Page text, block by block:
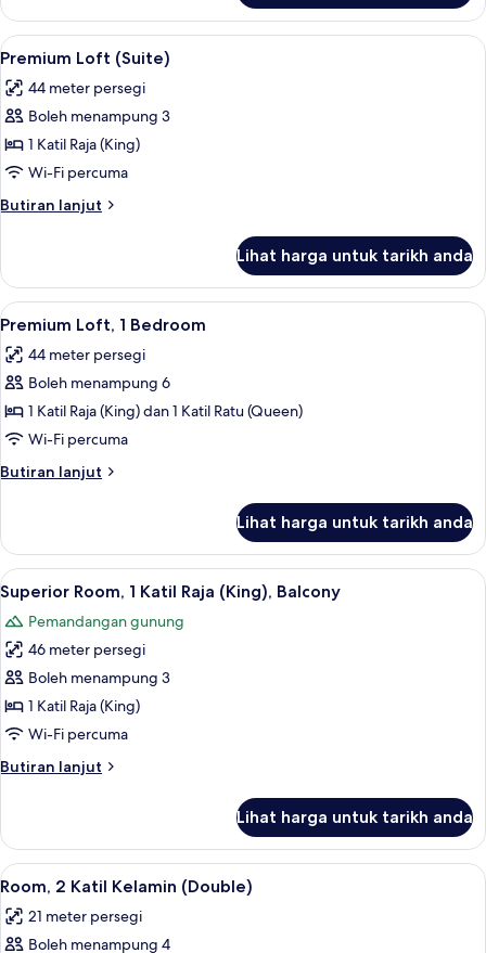
Suite,
Bedrooms
Lihat
semua
foto
untuk
Premium
Loft
(Suite)
Premium Loft (Suite) | Peralatan
9
Premium Loft (Suite)
44 meter persegi
Boleh menampung 3
1 Katil Raja (King)
Wi-Fi percuma
Butiran lanjut
Butiran
Loft
(Suite)
Lihat harga untuk tarikh anda
Lihat
semua
foto
untuk
Premium
Loft,
1
Bedroom
Premium Loft, 1 Bedroom |
12
Premium Loft, 1 Bedroom
44 meter persegi
Boleh menampung 6
1 Katil Raja (King) dan 1 Katil Ratu (Queen)
Wi-Fi percuma
Butiran lanjut
Butiran
Loft,
Bedroom
Lihat harga untuk tarikh anda
Lihat
semua
foto
untuk
Superior
Room,
1
Raja
Superior Room, 1 Katil Raja (King),
9
Superior Room, 1 Katil Raja (King), Balcony
Pemandangan gunung
46 meter persegi
Boleh menampung 3
1 Katil Raja (King)
Wi-Fi percuma
Butiran lanjut
Butiran
Room,
Katil
(King),
Balcony
Lihat harga untuk tarikh anda
Lihat
semua
foto
Room, 2 Katil Kelamin (Double) |
6
Room, 2 Katil Kelamin (Double)
21 meter persegi
Boleh menampung 4